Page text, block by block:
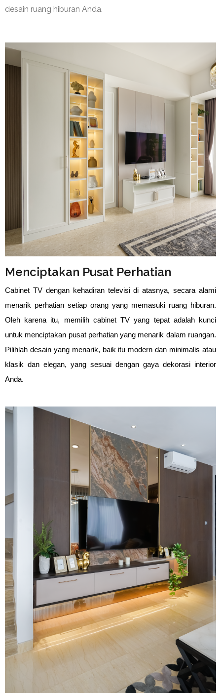
desain ruang hiburan Anda.
Menciptakan Pusat Perhatian
Cabinet TV dengan kehadiran televisi di atasnya, secara alami
menarik perhatian setiap orang yang memasuki ruang hiburan.
Oleh karena itu, memilih cabinet TV yang tepat adalah kunci
untuk menciptakan pusat perhatian yang menarik dalam ruangan.
Pilihlah desain yang menarik, baik itu modern dan minimalis atau
klasik dan elegan, yang sesuai dengan gaya dekorasi interior
Anda.